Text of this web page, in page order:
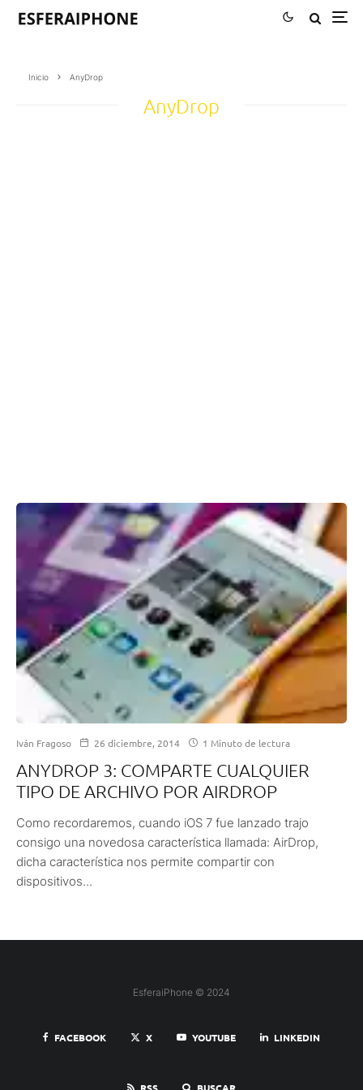
Inicio AnyDrop
AnyDrop
Iván Fragoso 26 diciembre, 2014 1 Minuto de lectura
ANYDROP 3: COMPARTE CUALQUIER
TIPO DE ARCHIVO POR AIRDROP
Como recordaremos, cuando iOS 7 fue lanzado trajo
consigo una novedosa característica llamada: AirDrop,
dicha característica nos permite compartir con
dispositivos...
EsferaiPhone © 2024
FACEBOOK X YOUTUBE LINKEDIN
RSS BUSCAR